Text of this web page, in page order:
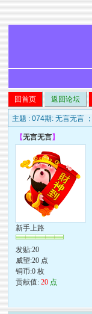
回首页 返回论坛
主题 :074期: 无言无言
【无言无言】
新手上路
发贴:20
威望:20 点
铜币:0 枚
贡献值:20 点